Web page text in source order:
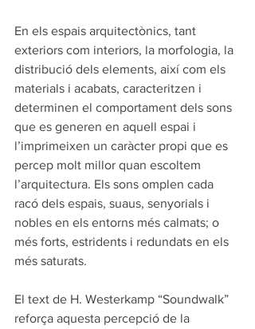
En els espais arquitectònics, tant
exteriors com interiors, la morfologia, la
distribució dels elements, així com els
materials i acabats, caracteritzen i
determinen el comportament dels sons
que es generen en aquell espai i
l’imprimeixen un caràcter propi que es
percep molt millor quan escoltem
l’arquitectura. Els sons omplen cada
racó dels espais, suaus, senyorials i
nobles en els entorns més calmats; o
més forts, estridents i redundats en els
més saturats.
El text de H. Westerkamp “Soundwalk”
reforça aquesta percepció de la